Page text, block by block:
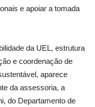
e apoiar a tomada
da UEL, estrutura
e coordenação de
aparece
da assessoria, a
do Departamento de